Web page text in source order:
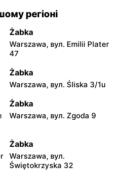
регіоні
Żabka
Warszawa, вул. Emilii Plater
47
Żabka
Warszawa, вул. Śliska 3/1u
Żabka
Warszawa, вул. Zgoda 9
Żabka
Warszawa, вул.
Świętokrzyska 32